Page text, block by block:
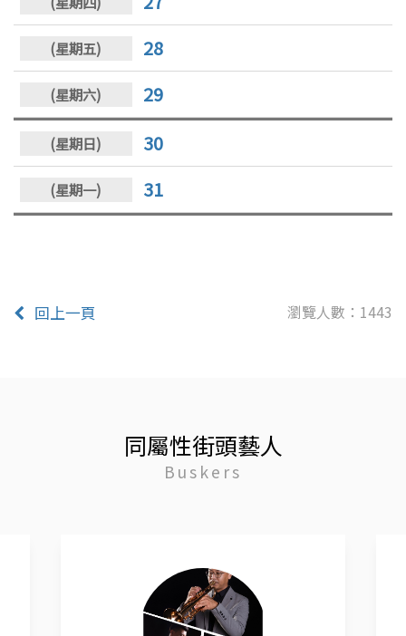
28
29
30
31
回上一頁 瀏覽人數：1443
同屬性街頭藝人
Buskers